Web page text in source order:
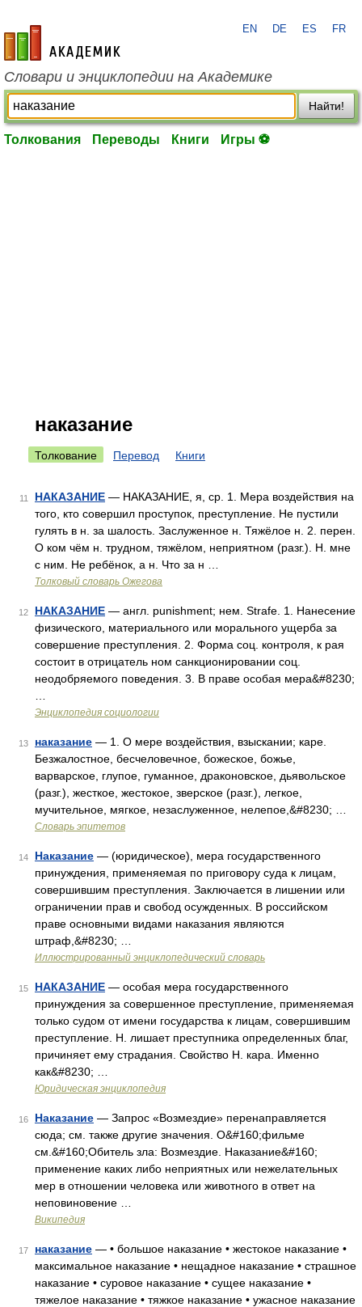
academic.ru
EN DE ES FR
Словари и энциклопедии на Академике
Найти!
Толкования Переводы Книги Игры ⚽
наказание
Толкование Перевод Книги
11 НАКАЗАНИЕ — НАКАЗАНИЕ, я, ср. 1. Мера воздействия на
того, кто совершил проступок, преступление. Не пустили
гулять в н. за шалость. Заслуженное н. Тяжёлое н. 2. перен.
О ком чём н. трудном, тяжёлом, неприятном (разг.). Н. мне
с ним. Не ребёнок, а н. Что за н …
Толковый словарь Ожегова
12 НАКАЗАНИЕ — англ. punishment; нем. Strafe. 1. Нанесение
физического, материального или морального ущерба за
совершение преступления. 2. Форма соц. контроля, к рая
состоит в отрицатель ном санкционировании соц.
неодобряемого поведения. 3. В праве особая мера&#8230;
Энциклопедия социологии
13 наказание — 1. О мере воздействия, взыскании; каре.
Безжалостное, бесчеловечное, божеское, божье,
варварское, глупое, гуманное, драконовское, дьявольское
(разг.), жесткое, жестокое, зверское (разг.), легкое,
мучительное, мягкое, незаслуженное, нелепое,&#8230; …
Словарь эпитетов
14 Наказание — (юридическое), мера государственного
принуждения, применяемая по приговору суда к лицам,
совершившим преступления. Заключается в лишении или
ограничении прав и свобод осужденных. В российском
праве основными видами наказания являются
штраф,&#8230; …
Иллюстрированный энциклопедический словарь
15 НАКАЗАНИЕ — особая мера государственного
принуждения за совершенное преступление, применяемая
только судом от имени государства к лицам, совершившим
преступление. Н. лишает преступника определенных благ,
причиняет ему страдания. Свойство Н. кара. Именно
как&#8230; …
Юридическая энциклопедия
16 Наказание — Запрос «Возмездие» перенаправляется
сюда; см. также другие значения. О&#160;фильме
см.&#160;Обитель зла: Возмездие. Наказание&#160;
применение каких либо неприятных или нежелательных
мер в отношении человека или животного в ответ на
неповиновение …
Википедия
17 наказание — • большое наказание • жестокое наказание •
максимальное наказание • нещадное наказание • страшное
наказание • суровое наказание • сущее наказание •
тяжелое наказание • тяжкое наказание • ужасное наказание